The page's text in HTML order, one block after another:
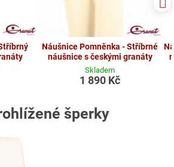
Náušnice Pomněnka - Stříbrné
náušnice s českými granáty
Skladem
1 890 Kč
šperky